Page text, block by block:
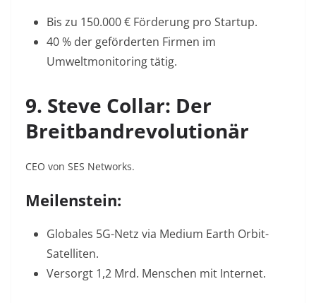
Bis zu 150.000 € Förderung pro Startup.
40 % der geförderten Firmen im
Umweltmonitoring tätig.
9. Steve Collar: Der
Breitbandrevolutionär
CEO von SES Networks.
Meilenstein:
Globales 5G-Netz via Medium Earth Orbit-
Satelliten.
Versorgt 1,2 Mrd. Menschen mit Internet.